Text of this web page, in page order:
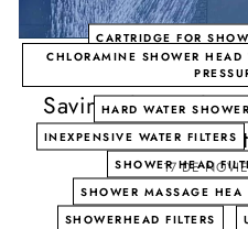
CARTRIDGE FOR
CHLORAMINE SHOWER
HARD WATER
INEXPENSIVE WATER FILTERS
SHOWER HEAD
SHOWER MASSAGE HEA
SHOWERHEAD FILTERS
How to choose
Saving shower
17 DE